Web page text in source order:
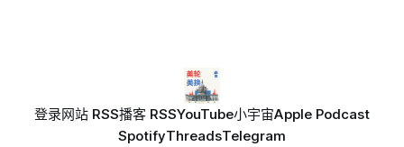
登录网站 RSS播客 RSSYouTube小宇宙Apple Podcast
SpotifyThreadsTelegram